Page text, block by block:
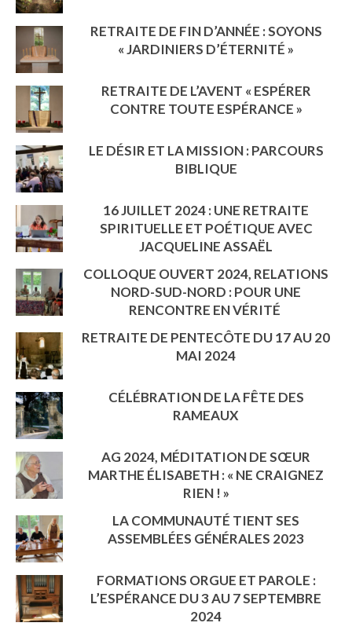
RETRAITE DE FIN D’ANNÉE : SOYONS
« JARDINIERS D’ÉTERNITÉ »
RETRAITE DE L’AVENT « ESPÉRER
CONTRE TOUTE ESPÉRANCE »
LE DÉSIR ET LA MISSION : PARCOURS
BIBLIQUE
16 JUILLET 2024 : UNE RETRAITE
SPIRITUELLE ET POÉTIQUE AVEC
JACQUELINE ASSAËL
COLLOQUE OUVERT 2024, RELATIONS
NORD-SUD-NORD : POUR UNE
RENCONTRE EN VÉRITÉ
RETRAITE DE PENTECÔTE DU 17 AU 20
MAI 2024
CÉLÉBRATION DE LA FÊTE DES
RAMEAUX
AG 2024, MÉDITATION DE SŒUR
MARTHE ÉLISABETH : « NE CRAIGNEZ
RIEN ! »
LA COMMUNAUTÉ TIENT SES
ASSEMBLÉES GÉNÉRALES 2023
FORMATIONS ORGUE ET PAROLE :
L’ESPÉRANCE DU 3 AU 7 SEPTEMBRE
2024